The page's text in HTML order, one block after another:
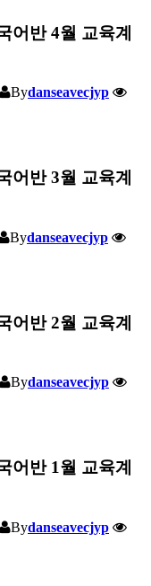
어반 4월 교육계
Bydanseavecjyp
어반 3월 교육계
Bydanseavecjyp
어반 2월 교육계
Bydanseavecjyp
어반 1월 교육계
Bydanseavecjyp